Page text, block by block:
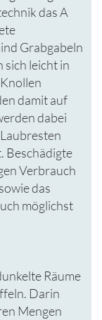
das A
Grabgabeln
sich leicht in
damit auf
dabei
Beschädigte
Verbrauch
das
möglichst
Räume
Darin
Mengen